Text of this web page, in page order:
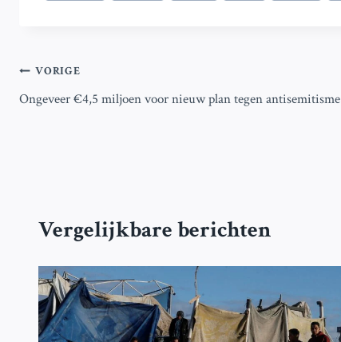
Bericht
navigatie
VORIGE
Ongeveer €4,5 miljoen voor nieuw plan tegen antisemitisme
Vergelijkbare berichten